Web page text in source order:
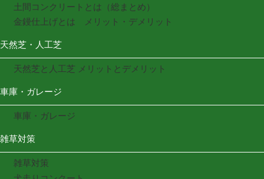
土間コンクリートとは（総まとめ）
金鏝仕上げとは メリット・デメリット
天然芝・人工芝
天然芝と人工芝 メリットとデメリット
車庫・ガレージ
車庫・ガレージ
雑草対策
雑草対策